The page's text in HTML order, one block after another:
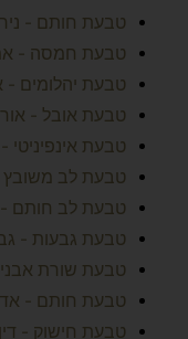
טבעת חותם -
טבעת חמסה -
טבעת יהלומים -
טבעת אובל -
טבעת אינפיניטי
טבעת לב משובץ
טבעת לב חותם -
טבעת גבעות -
טבעת שורת
טבעת חותם -
טבעת חישוק - דין